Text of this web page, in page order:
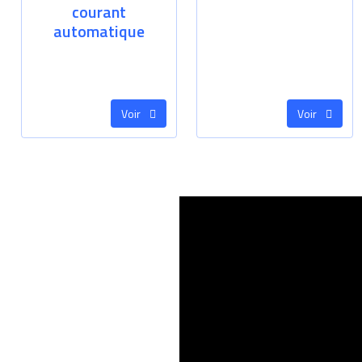
courant
automatique
Voir Voir